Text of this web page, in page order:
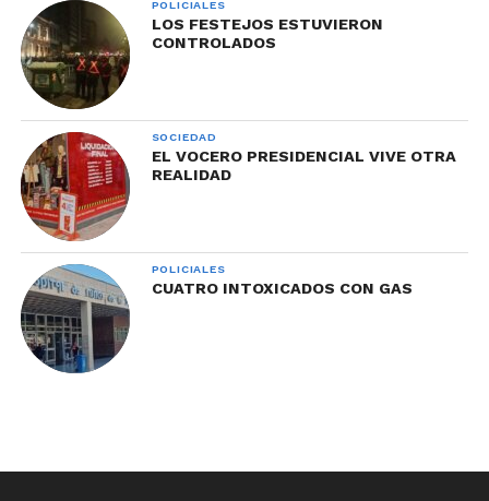
POLICIALES
LOS FESTEJOS ESTUVIERON
CONTROLADOS
SOCIEDAD
EL VOCERO PRESIDENCIAL VIVE OTRA
REALIDAD
POLICIALES
CUATRO INTOXICADOS CON GAS